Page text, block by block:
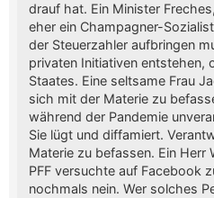
drauf hat. Ein Minister
eher ein Champagner-
der Steuerzahler aufbringen
privaten Initiativen entstehen,
Staates. Eine seltsame Frau
sich mit der Materie zu
während der Pandemie
Sie lügt und diffamiert.
Materie zu befassen. Ein Herr
PFF versuchte auf Facebook
nochmals nein. Wer solches